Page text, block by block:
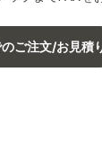
ご注文/お見積